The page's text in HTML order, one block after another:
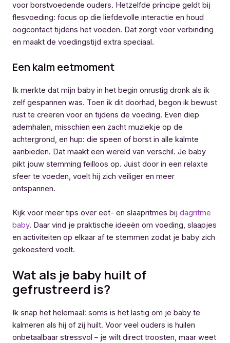
voor borstvoedende ouders. Hetzelfde principe geldt bij
flesvoeding: focus op die liefdevolle interactie en houd
oogcontact tijdens het voeden. Dat zorgt voor verbinding
en maakt de voedingstijd extra speciaal.
Een kalm eetmoment
Ik merkte dat mijn baby in het begin onrustig dronk als ik
zelf gespannen was. Toen ik dit doorhad, begon ik bewust
rust te creëren voor en tijdens de voeding. Even diep
ademhalen, misschien een zacht muziekje op de
achtergrond, en hup: die speen of borst in alle kalmte
aanbieden. Dat maakt een wereld van verschil. Je baby
pikt jouw stemming feilloos op. Juist door in een relaxte
sfeer te voeden, voelt hij zich veiliger en meer
ontspannen.
Kijk voor meer tips over eet- en slaapritmes bij dagritme
baby. Daar vind je praktische ideeën om voeding, slaapjes
en activiteiten op elkaar af te stemmen zodat je baby zich
gekoesterd voelt.
Wat als je baby huilt of
gefrustreerd is?
Ik snap het helemaal: soms is het lastig om je baby te
kalmeren als hij of zij huilt. Voor veel ouders is huilen
onbetaalbaar stressvol – je wilt direct troosten, maar weet